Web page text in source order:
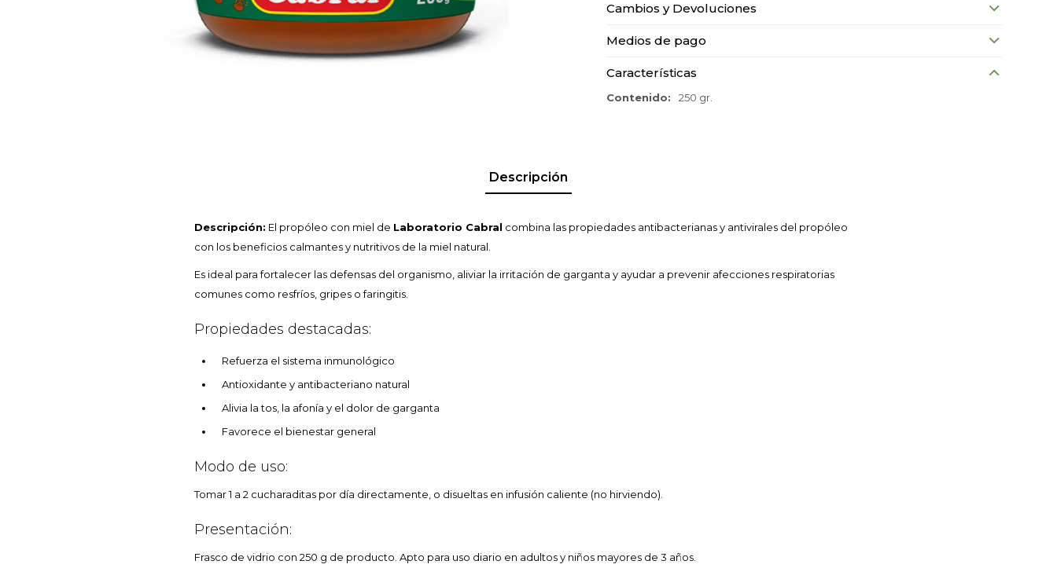
Cambios y Devoluciones
Medios de pago
Características
Contenido 250 gr.
Descripción
Descripción: El propóleo con miel de Laboratorio Cabral combina las propiedades antibacterianas y antivirales del propóleo
con los beneficios calmantes y nutritivos de la miel natural.
Es ideal para fortalecer las defensas del organismo, aliviar la irritación de garganta y ayudar a prevenir afecciones respiratorias
comunes como resfríos, gripes o faringitis.
Propiedades destacadas:
Refuerza el sistema inmunológico
Antioxidante y antibacteriano natural
Alivia la tos, la afonía y el dolor de garganta
Favorece el bienestar general
Modo de uso:
Tomar 1 a 2 cucharaditas por día directamente, o disueltas en infusión caliente (no hirviendo).
Presentación:
Frasco de vidrio con 250 g de producto. Apto para uso diario en adultos y niños mayores de 3 años.